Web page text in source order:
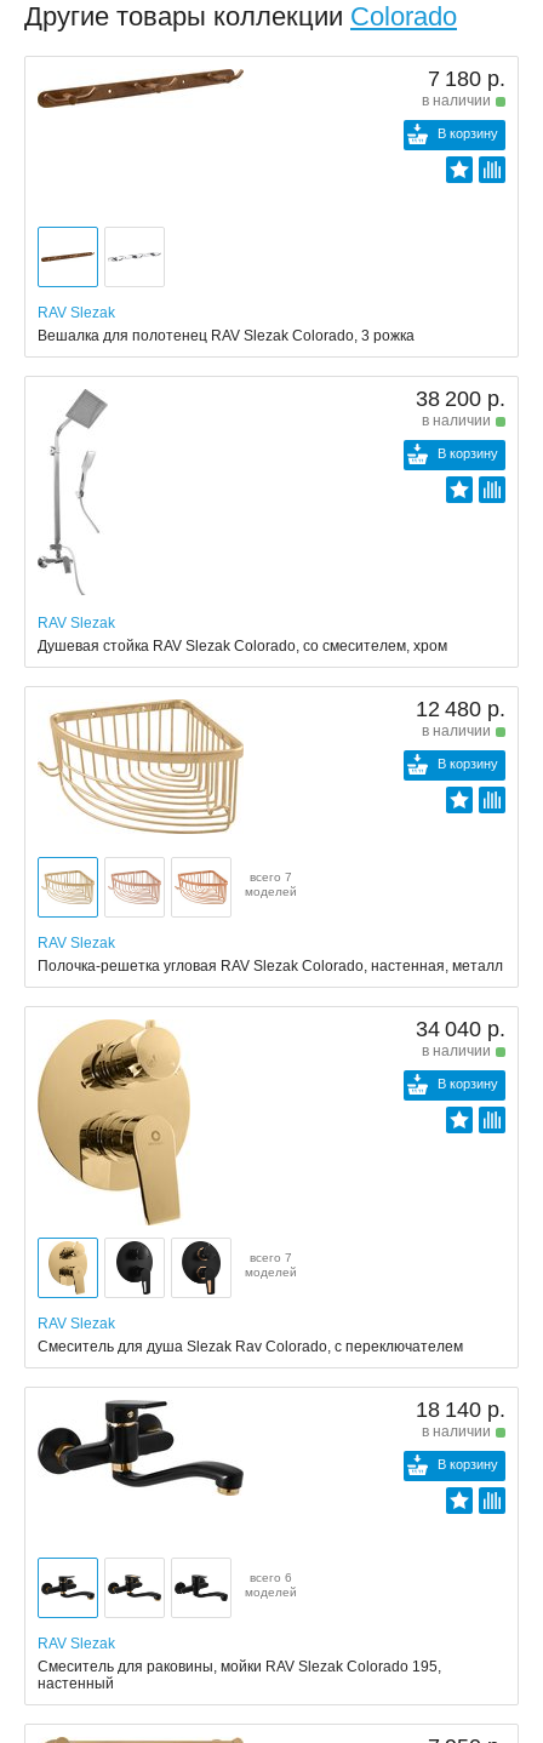
Другие товары коллекции Colorado
7 180 р.
в наличии
В корзину
RAV Slezak
Вешалка для полотенец RAV Slezak Colorado, 3 рожка
38 200 р.
в наличии
В корзину
RAV Slezak
Душевая стойка RAV Slezak Colorado, со смесителем, хром
12 480 р.
в наличии
В корзину
всего 7
моделей
RAV Slezak
Полочка-решетка угловая RAV Slezak Colorado, настенная, металл
34 040 р.
в наличии
В корзину
всего 7
моделей
RAV Slezak
Смеситель для душа Slezak Rav Colorado, с переключателем
18 140 р.
в наличии
В корзину
всего 6
моделей
RAV Slezak
Смеситель для раковины, мойки RAV Slezak Colorado 195,
настенный